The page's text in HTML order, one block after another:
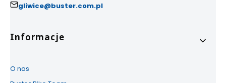
gliwice@buster.com.pl
Linki w stopce
Informacje
O nas